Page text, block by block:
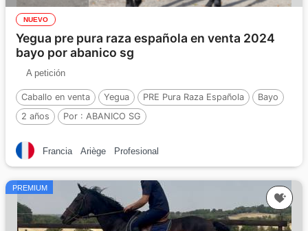
NUEVO
Yegua pre pura raza española en venta 2024
bayo por abanico sg
A petición
Caballo en venta Yegua PRE Pura Raza Española
Bayo
2 años
Por : ABANICO SG
Francia Ariège Profesional
PREMIUM